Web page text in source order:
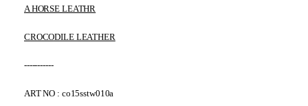
A HORSE LEATHR
CROCODILE LEATHER
-----------
ART NO : co15sstw010a